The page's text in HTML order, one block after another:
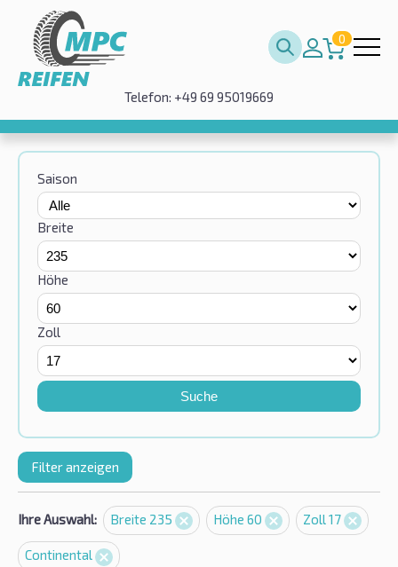
0
Telefon: +49 69 95019669
Saison
Breite
Höhe
Zoll
Suche
Filter anzeigen
Ihre Auswahl: Breite 235 Höhe 60 Zoll 17
Continental